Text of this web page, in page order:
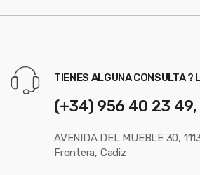
TIENES ALGUNA CONSULTA ?
(+34) 956 40 23 49,
AVENIDA DEL MUEBLE 30,
Frontera, Cadiz